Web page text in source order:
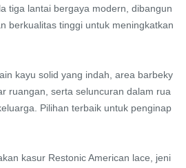
tiga lantai bergaya modern, dibangun
berkualitas tinggi untuk meningkatkan
kayu solid yang indah, area barbeky
ruangan, serta seluncuran dalam rua
Pilihan terbaik untuk penginap
kasur Restonic American lace, jeni